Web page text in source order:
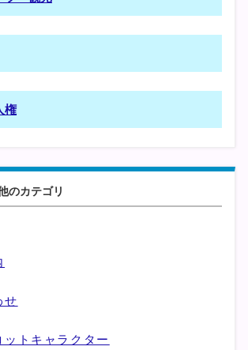
権
のカテゴリ
せ
ットキャラクター